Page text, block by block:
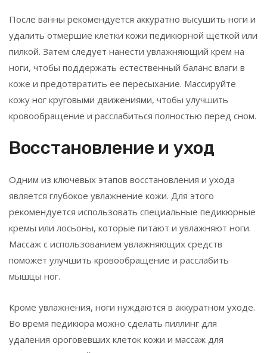
После ванны рекомендуется аккуратно высушить ноги и
удалить отмершие клетки кожи педикюрной щеткой или
пилкой. Затем следует нанести увлажняющий крем на
ноги, чтобы поддержать естественный баланс влаги в
коже и предотвратить ее пересыхание. Массируйте
кожу ног круговыми движениями, чтобы улучшить
кровообращение и расслабиться полностью перед сном.
Восстановление и уход
Одним из ключевых этапов восстановления и ухода
является глубокое увлажнение кожи. Для этого
рекомендуется использовать специальные педикюрные
кремы или лосьоны, которые питают и увлажняют ноги.
Массаж с использованием увлажняющих средств
поможет улучшить кровообращение и расслабить
мышцы ног.
Кроме увлажнения, ноги нуждаются в аккуратном уходе.
Во время педикюра можно сделать пиллинг для
удаления ороговевших клеток кожи и массаж для